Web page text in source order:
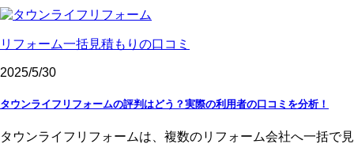
リフォーム一括見積もりの口コミ
2025/5/30
タウンライフリフォームの評判はどう？実際の利用者の口コミを分析！
タウンライフリフォームは、複数のリフォーム会社へ一括で見